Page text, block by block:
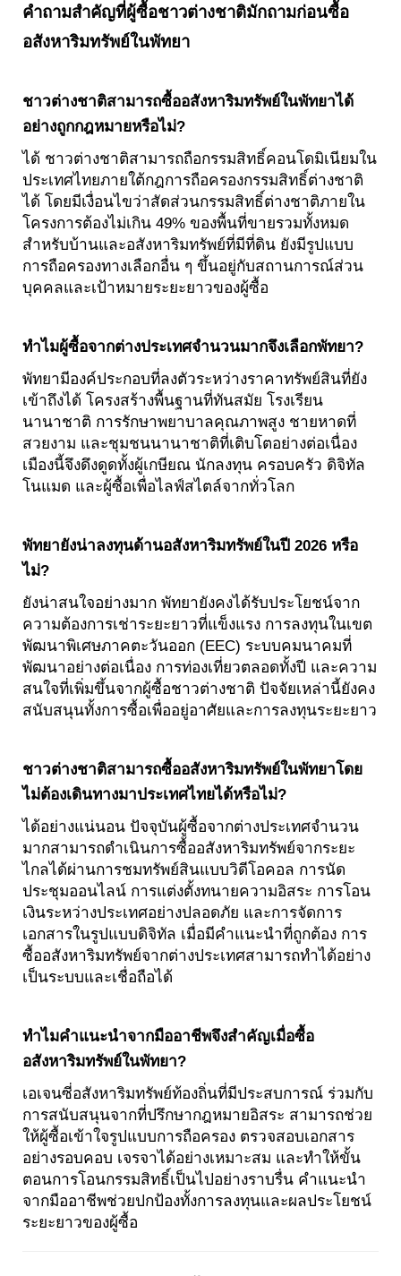
คำถามสำคัญที่ผู้ซื้อชาวต่างชาติมักถามก่อนซื้อ
อสังหาริมทรัพย์ในพัทยา
ชาวต่างชาติสามารถซื้ออสังหาริมทรัพย์ในพัทยาได้
อย่างถูกกฎหมายหรือไม่?
ได้ ชาวต่างชาติสามารถถือกรรมสิทธิ์คอนโดมิเนียมใน
ประเทศไทยภายใต้กฎการถือครองกรรมสิทธิ์ต่างชาติ
ได้ โดยมีเงื่อนไขว่าสัดส่วนกรรมสิทธิ์ต่างชาติภายใน
โครงการต้องไม่เกิน 49% ของพื้นที่ขายรวมทั้งหมด
สำหรับบ้านและอสังหาริมทรัพย์ที่มีที่ดิน ยังมีรูปแบบ
การถือครองทางเลือกอื่น ๆ ขึ้นอยู่กับสถานการณ์ส่วน
บุคคลและเป้าหมายระยะยาวของผู้ซื้อ
ทำไมผู้ซื้อจากต่างประเทศจำนวนมากจึงเลือกพัทยา?
พัทยามีองค์ประกอบที่ลงตัวระหว่างราคาทรัพย์สินที่ยัง
เข้าถึงได้ โครงสร้างพื้นฐานที่ทันสมัย โรงเรียน
นานาชาติ การรักษาพยาบาลคุณภาพสูง ชายหาดที่
สวยงาม และชุมชนนานาชาติที่เติบโตอย่างต่อเนื่อง
เมืองนี้จึงดึงดูดทั้งผู้เกษียณ นักลงทุน ครอบครัว ดิจิทัล
โนแมด และผู้ซื้อเพื่อไลฟ์สไตล์จากทั่วโลก
พัทยายังน่าลงทุนด้านอสังหาริมทรัพย์ในปี 2026 หรือ
ไม่?
ยังน่าสนใจอย่างมาก พัทยายังคงได้รับประโยชน์จาก
ความต้องการเช่าระยะยาวที่แข็งแรง การลงทุนในเขต
พัฒนาพิเศษภาคตะวันออก (EEC) ระบบคมนาคมที่
พัฒนาอย่างต่อเนื่อง การท่องเที่ยวตลอดทั้งปี และความ
สนใจที่เพิ่มขึ้นจากผู้ซื้อชาวต่างชาติ ปัจจัยเหล่านี้ยังคง
สนับสนุนทั้งการซื้อเพื่ออยู่อาศัยและการลงทุนระยะยาว
ชาวต่างชาติสามารถซื้ออสังหาริมทรัพย์ในพัทยาโดย
ไม่ต้องเดินทางมาประเทศไทยได้หรือไม่?
ได้อย่างแน่นอน ปัจจุบันผู้ซื้อจากต่างประเทศจำนวน
มากสามารถดำเนินการซื้ออสังหาริมทรัพย์จากระยะ
ไกลได้ผ่านการชมทรัพย์สินแบบวิดีโอคอล การนัด
ประชุมออนไลน์ การแต่งตั้งทนายความอิสระ การโอน
เงินระหว่างประเทศอย่างปลอดภัย และการจัดการ
เอกสารในรูปแบบดิจิทัล เมื่อมีคำแนะนำที่ถูกต้อง การ
ซื้ออสังหาริมทรัพย์จากต่างประเทศสามารถทำได้อย่าง
เป็นระบบและเชื่อถือได้
ทำไมคำแนะนำจากมืออาชีพจึงสำคัญเมื่อซื้อ
อสังหาริมทรัพย์ในพัทยา?
เอเจนซี่อสังหาริมทรัพย์ท้องถิ่นที่มีประสบการณ์ ร่วมกับ
การสนับสนุนจากที่ปรึกษากฎหมายอิสระ สามารถช่วย
ให้ผู้ซื้อเข้าใจรูปแบบการถือครอง ตรวจสอบเอกสาร
อย่างรอบคอบ เจรจาได้อย่างเหมาะสม และทำให้ขั้น
ตอนการโอนกรรมสิทธิ์เป็นไปอย่างราบรื่น คำแนะนำ
จากมืออาชีพช่วยปกป้องทั้งการลงทุนและผลประโยชน์
ระยะยาวของผู้ซื้อ